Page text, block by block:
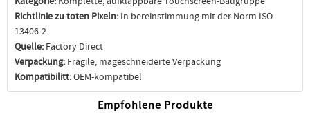
Richtlinie zu toten Pixeln: In bereinstimmung mit der Norm ISO
13406-2.
Quelle: Factory Direct
Verpackung: Fragile, mageschneiderte Verpackung
Kompatibilitt:OEM-kompatibel
Empfohlene Produkte